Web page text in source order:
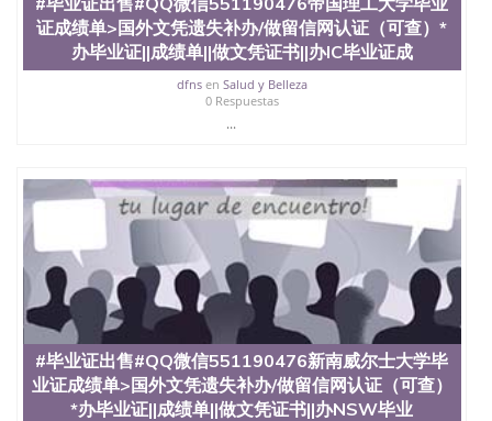
证成绩单>国外文凭遗失补办/做留信网认证（可查）*
办毕业证||成绩单||做文凭证书||办IC毕业证成
dfnsen Salud y Belleza
0 Respuestas
...
#毕业证出售#QQ微信551190476新南威尔士大学毕
业证成绩单>国外文凭遗失补办/做留信网认证（可查）
*办毕业证||成绩单||做文凭证书||办NSW毕业